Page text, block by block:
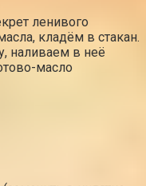
ленивого
кладём в стакан.
наливаем в неё
масло